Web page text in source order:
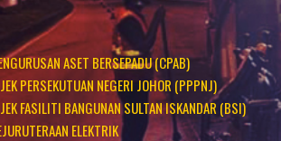
ASET BERSEPADU (CPAB)
PERSEKUTUAN NEGERI JOHOR (PPPNJ)
FASILITI BANGUNAN SULTAN ISKANDAR (BSI)
ELEKTRIK